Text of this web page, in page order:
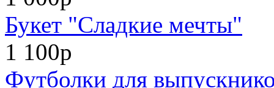
Букет "Сладкие мечты"
1 100р
Футболки для